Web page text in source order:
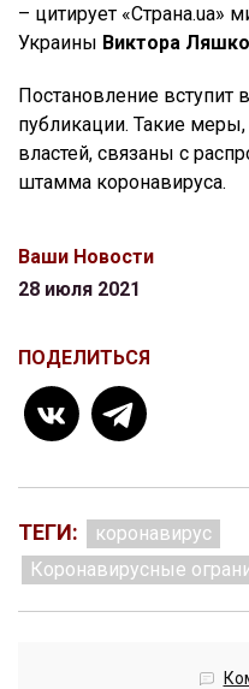
– цитирует «Страна.ua»
Украины Виктора Ляшко
Постановление вступит
публикации. Такие
властей, связаны с
штамма коронавируса.
Ваши Новости
28 июля 2021
ПОДЕЛИТЬСЯ
ТЕГИ:
коронавирус
Коронавирусные